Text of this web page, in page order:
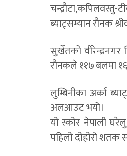
चन्द्रौटा,कपिलवस्तु-
ब्याट्सम्यान रौनक
सुर्खेतको
रौनकले ११७ बलमा
लुम्बिनीका अर्का
अलआउट भयो।
यो स्कोर नेपाली
पहिलो दोहोरो शतक